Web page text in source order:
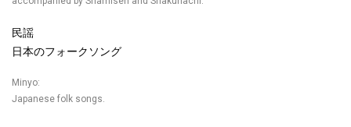
民謡
日本のフォークソング
Minyo:
Japanese folk songs.